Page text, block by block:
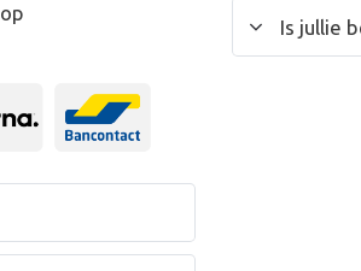
Is jullie